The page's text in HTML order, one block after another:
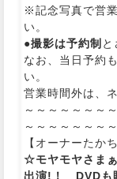
※記念写真で営
い。
●撮影は予約制 と
なお、当日予約
い。
営業時間外は、
～～～～～～～
～～～～～～～
【オーナーたか
☆モヤモヤさま
出演!！ DVDも